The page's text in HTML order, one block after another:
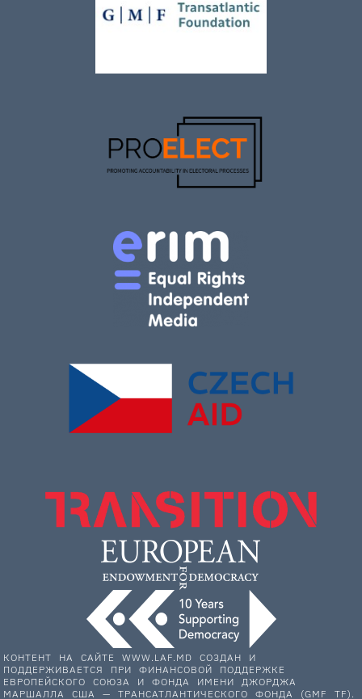
КОНТЕНТ НА САЙТЕ WWW.LAF.MD СОЗДАН И
ПОДДЕРЖИВАЕТСЯ ПРИ ФИНАНСОВОЙ ПОДДЕРЖКЕ
ЕВРОПЕЙСКОГО СОЮЗА И ФОНДА ИМЕНИ ДЖОРДЖА
МАРШАЛЛА США — ТРАНСАТЛАНТИЧЕСКОГО ФОНДА (GMF TF).